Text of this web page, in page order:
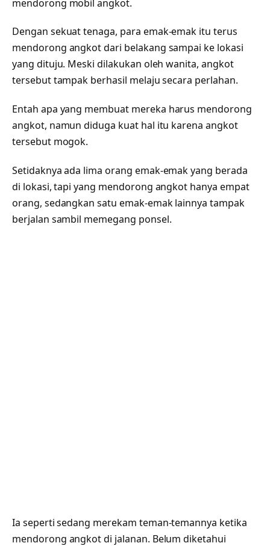
mendorong mobil angkot.
Dengan sekuat tenaga, para emak-emak itu terus
mendorong angkot dari belakang sampai ke lokasi
yang dituju. Meski dilakukan oleh wanita, angkot
tersebut tampak berhasil melaju secara perlahan.
Entah apa yang membuat mereka harus mendorong
angkot, namun diduga kuat hal itu karena angkot
tersebut mogok.
Setidaknya ada lima orang emak-emak yang berada
di lokasi, tapi yang mendorong angkot hanya empat
orang, sedangkan satu emak-emak lainnya tampak
berjalan sambil memegang ponsel.
Ia seperti sedang merekam teman-temannya ketika
mendorong angkot di jalanan. Belum diketahui